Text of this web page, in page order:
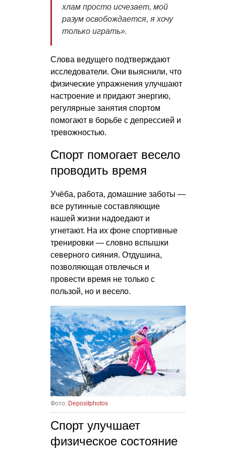
хлам просто исчезает, мой
разум освобождается, я хочу
только играть».
Слова ведущего подтверждают
исследователи. Они выяснили, что
физические упражнения улучшают
настроение и придают энергию,
регулярные занятия спортом
помогают в борьбе с депрессией и
тревожностью.
Спорт помогает весело
проводить время
Учёба, работа, домашние заботы —
все рутинные составляющие
нашей жизни надоедают и
угнетают. На их фоне спортивные
тренировки — словно вспышки
северного сияния. Отдушина,
позволяющая отвлечься и
провести время не только с
пользой, но и весело.
Фото: Depositphotos
Спорт улучшает
физическое состояние